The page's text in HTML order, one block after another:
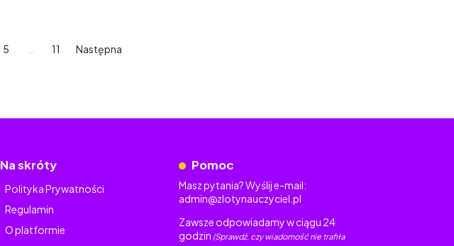
5 11 Następna
Na skróty
Polityka Prywatności
Regulamin
O platformie
Pomoc
Masz pytania? Wyślij e-mail:
admin@zlotynauczyciel.pl
Zawsze odpowiadamy w ciągu 24
godzin (Sprawdź, czy wiadomość nie trafiła